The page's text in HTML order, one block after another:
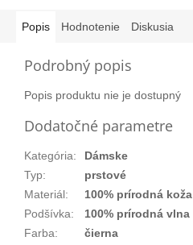
Popis Hodnotenie Diskusia
Podrobný popis
Popis produktu nie je dostupný
Dodatočné parametre
Kategória:
Dámske
Typ:
prstové
Materiál:
100% prírodná koža
Podšívka:
100% prírodná vlna
Farba: čierna